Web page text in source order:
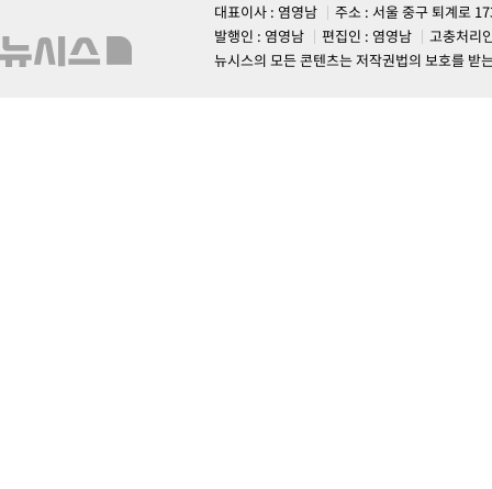
대표이사 : 염영남
주소 : 서울 중구 퇴계로
발행인 : 염영남
편집인 : 염영남
고충처리
뉴시스의 모든 콘텐츠는 저작권법의 보호를